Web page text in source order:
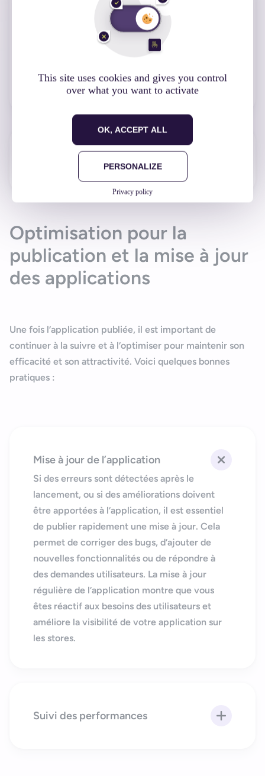
This site uses cookies and gives you control
over what you want to activate
OK, ACCEPT ALL
PERSONALIZE
Privacy policy
etc.) et soumet l’application pour révision.
Apple effectuera un contrôle approfondi pour
vérifier la conformité avec ses règles. Si
l’application répond à toutes les exigences,
Store.
Soumission sur Google Play (Google)
Optimisation pour la
publication et la mise à jour
des applications
Une fois l’application publiée, il est important de
continuer à la suivre et à l’optimiser pour maintenir son
efficacité et son attractivité. Voici quelques bonnes
pratiques :
Mise à jour de l’application
Si des erreurs sont détectées après le
lancement, ou si des améliorations doivent
être apportées à l’application, il est essentiel
de publier rapidement une mise à jour. Cela
permet de corriger des bugs, d’ajouter de
nouvelles fonctionnalités ou de répondre à
des demandes utilisateurs. La mise à jour
régulière de l’application montre que vous
êtes réactif aux besoins des utilisateurs et
améliore la visibilité de votre application sur
les stores.
Suivi des performances